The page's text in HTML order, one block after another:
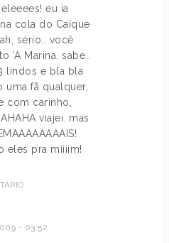
eu ia
cola do Caíque
sério.. você
Marina, sabe..
lindos e bla bla
uma fã qualquer,
com carinho,
viajei. mas
eles pra miiiim!
- 03:52